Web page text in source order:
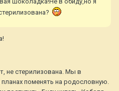
не стерилизована. Мы в
поменять на родословную.